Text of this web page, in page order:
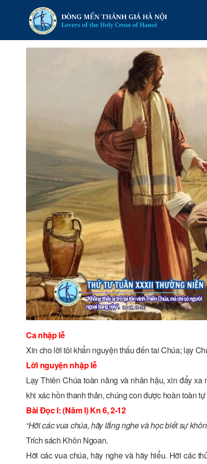
Ca nhập lễ
Xin cho lời tôi khẩn nguyện thấu đến tai Chúa; lạy
Lời nguyện nhập lễ
Lạy Thiên Chúa toàn năng và nhân hậu, xin đẩy
khi xác hồn thanh thản, chúng con được hoàn toàn
Bài Ðọc I: (Năm I) Kn 6, 2-12
“Hỡi các vua chúa, hãy lắng nghe và học biết sự
Trích sách Khôn Ngoan.
Hỡi các vua chúa, hãy nghe và hãy hiểu. Hỡi các